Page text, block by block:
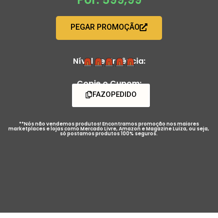
PEGAR PROMOÇÃO
Nível de Urgência:
Copie o Cupom:
FAZOPEDIDO
**Nós não vendemos produtos! Encontramos promoção nos maiores
marketplaces e lojas como Mercado Livre, Amazon e Magazine Luiza, ou seja,
só postamos produtos 100% seguros.